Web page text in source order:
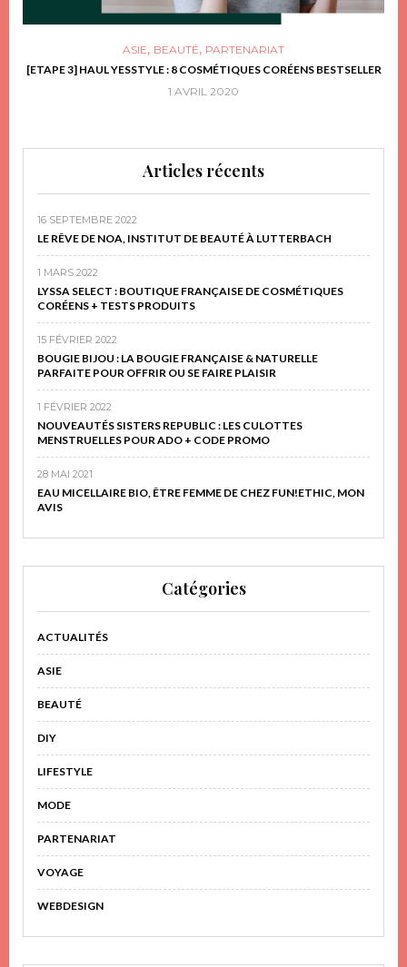
ASIE, BEAUTÉ, PARTENARIAT
[ETAPE 3] HAUL YESSTYLE : 8 COSMÉTIQUES CORÉENS BESTSELLER
1 AVRIL 2020
Articles récents
16 SEPTEMBRE 2022
LE RÊVE DE NOA, INSTITUT DE BEAUTÉ À LUTTERBACH
1 MARS 2022
LYSSA SELECT : BOUTIQUE FRANÇAISE DE COSMÉTIQUES
CORÉENS + TESTS PRODUITS
15 FÉVRIER 2022
BOUGIE BIJOU : LA BOUGIE FRANÇAISE & NATURELLE
PARFAITE POUR OFFRIR OU SE FAIRE PLAISIR
1 FÉVRIER 2022
NOUVEAUTÉS SISTERS REPUBLIC : LES CULOTTES
MENSTRUELLES POUR ADO + CODE PROMO
28 MAI 2021
EAU MICELLAIRE BIO, ÊTRE FEMME DE CHEZ FUN!ETHIC, MON
AVIS
Catégories
ACTUALITÉS
ASIE
BEAUTÉ
DIY
LIFESTYLE
MODE
PARTENARIAT
VOYAGE
WEBDESIGN